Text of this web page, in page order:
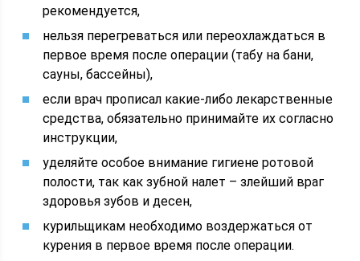
рекомендуется,
нельзя перегреваться или переохлаждаться в
первое время после операции (табу на бани,
сауны, бассейны),
если врач прописал какие-либо лекарственные
средства, обязательно принимайте их согласно
инструкции,
уделяйте особое внимание гигиене ротовой
полости, так как зубной налет – злейший враг
здоровья зубов и десен,
курильщикам необходимо воздержаться от
курения в первое время после операции.